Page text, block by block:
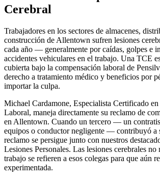
Cerebral
Trabajadores en los sectores de almacenes,
construcción de Allentown sufren lesiones
cada año — generalmente por caídas, golpes e
accidentes vehiculares en el trabajo. Una TCE
cubierta bajo la compensación laboral de
derecho a tratamiento médico y beneficios por
importar la culpa.
Michael Cardamone, Especialista Certificado
Laboral, maneja directamente su reclamo de
en Allentown. Cuando un tercero — un
equipos o conductor negligente — contribuyó a
reclamo se persigue junto con nuestros
Lesiones Personales. Las lesiones cerebrales no
trabajo se refieren a esos colegas para que aún
experimentada.